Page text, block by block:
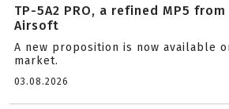
TP-5A2 PRO, a refined MP5 from
Airsoft
A new proposition is now available
market.
03.08.2026